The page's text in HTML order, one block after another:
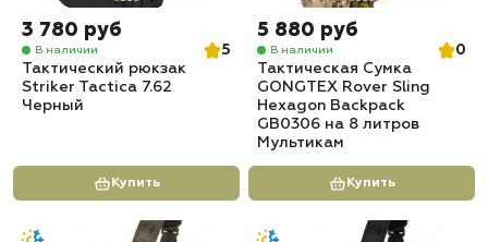
3 780 руб
В наличии
5
Тактический рюкзак
Striker Tactica 7.62
Черный
Купить
5 880 руб
В наличии
0
Тактическая Сумка
GONGTEX Rover Sling
Hexagon Backpack
GB0306 на 8 литров
Мультикам
Купить